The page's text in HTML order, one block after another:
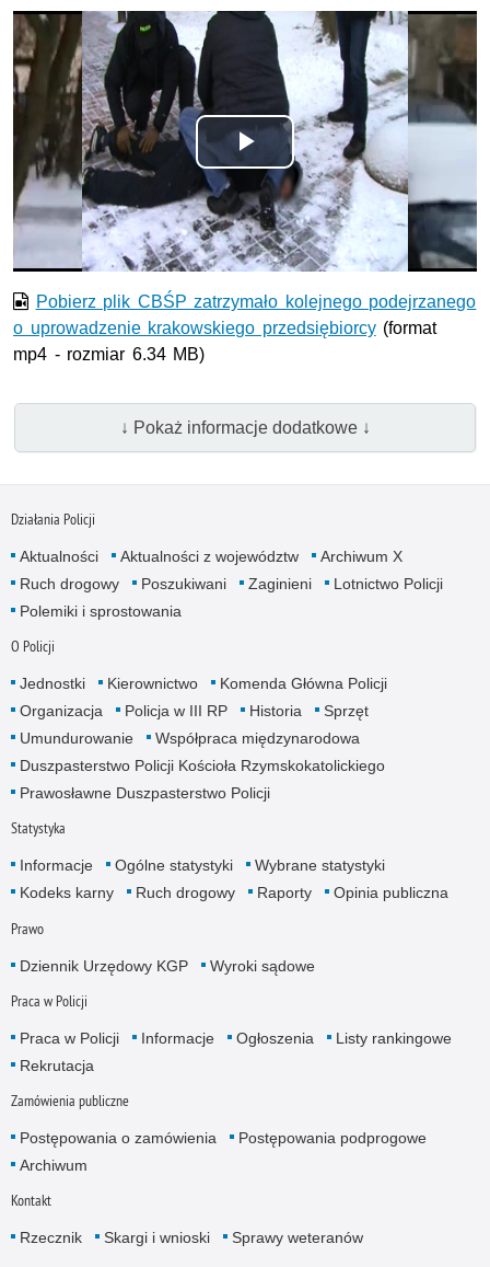
Odtwórz
wideo
Pobierz plik CBŚP zatrzymało kolejnego podejrzanego
o uprowadzenie krakowskiego przedsiębiorcy(format
mp4 - rozmiar 6.34 MB)
↓ Pokaż informacje dodatkowe ↓
Działania Policji
Aktualności Aktualności z województw
Archiwum X
Ruch drogowy
Poszukiwani Zaginieni
Lotnictwo Policji
Polemiki i sprostowania
O Policji
Jednostki Kierownictwo
Komenda Główna Policji
Organizacja
Policja w III RP Historia
Sprzęt
Umundurowanie
Współpraca międzynarodowa
Duszpasterstwo Policji Kościoła Rzymskokatolickiego
Prawosławne Duszpasterstwo Policji
Statystyka
Informacje Ogólne statystyki
Wybrane statystyki
Kodeks karny
Ruch drogowy Raporty Opinia publiczna
Prawo
Dziennik Urzędowy KGP Wyroki sądowe
Praca w Policji
Praca w Policji Informacje Ogłoszenia
Listy rankingowe
Rekrutacja
Zamówienia publiczne
Postępowania o zamówienia
Postępowania podprogowe
Archiwum
Kontakt
Rzecznik Skargi i wnioski Sprawy weteranów